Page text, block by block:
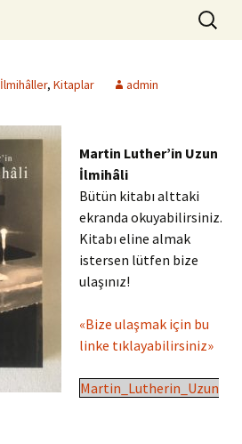
Search
for:
İlmihâller, Kitaplar admin
Martin Luther’in Uzun
İlmihâli
Bütün kitabı alttaki
ekranda okuyabilirsiniz.
Kitabı eline almak
istersen lütfen bize
ulaşınız!
«Bize ulaşmak için bu
linke tıklayabilirsiniz»
Martin_Lutherin_Uzun